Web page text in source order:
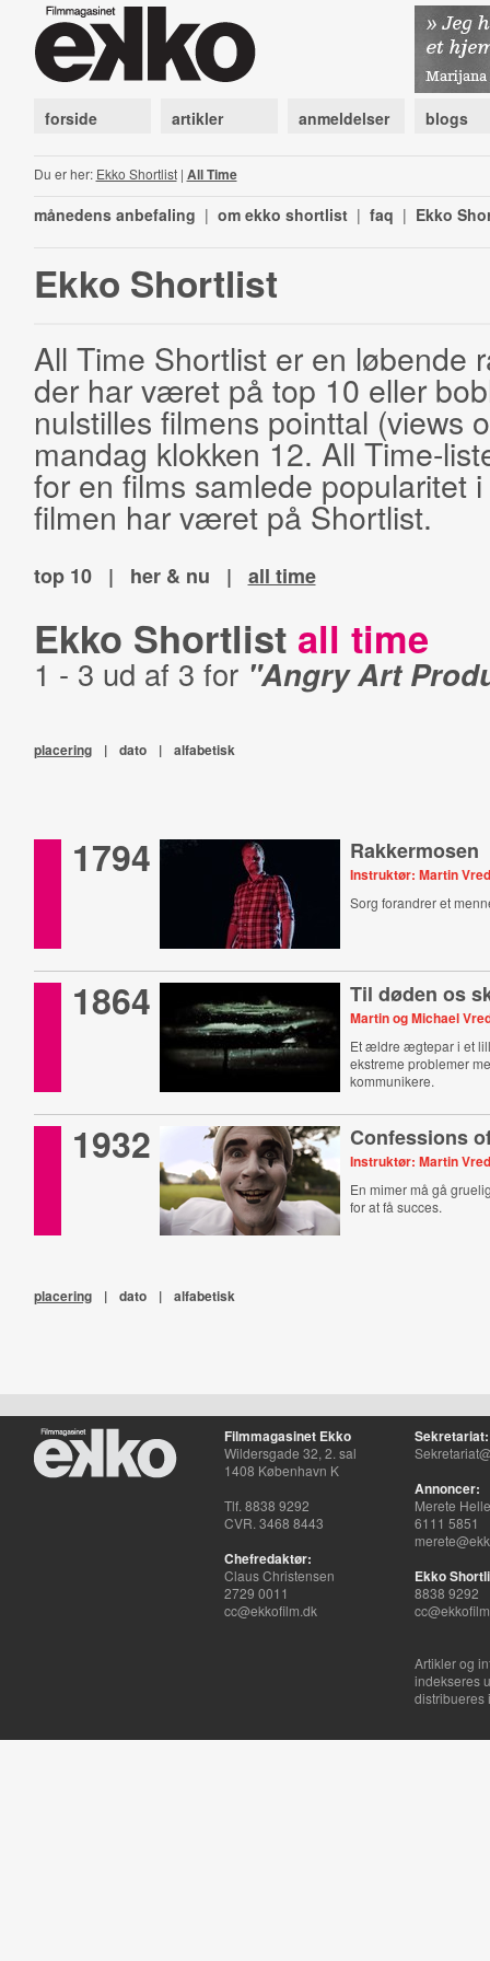
forside artikler anmeldelser blogs
Du er her: Ekko Shortlist| All Time
månedens anbefaling | om ekko shortlist | faq | Ekko
Ekko Shortlist
All Time Shortlist er en løbende
der har været på top 10 eller
nulstilles filmens pointtal (views
mandag klokken 12. All Time-
for en films samlede popularitet
filmen har været på Shortlist.
top 10 | her & nu | all time
Ekko Shortlist all time
1 - 3 ud af 3 for "Angry Art
placering | dato | alfabetisk
1794 Rakkermosen
Instruktør: Martin
Sorg forandrer et
1864 Til døden os
Martin og Michael
Et ældre ægtepar i et
ekstreme problemer
kommunikere.
1932 Confessions
Instruktør: Martin
En mimer må gå
for at få succes.
placering | dato | alfabetisk
Filmmagasinet Ekko
Wildersgade 32, 2. sal
1408 København K
Tlf. 8838 9292
CVR. 3468 8443
Chefredaktør:
Claus Christensen
2729 0011
cc@ekkofilm.dk
Sekretariat:
Annoncer:
Merete
6111 5851
Ekko
8838 9292
Artikler og
indekseres
distribueres